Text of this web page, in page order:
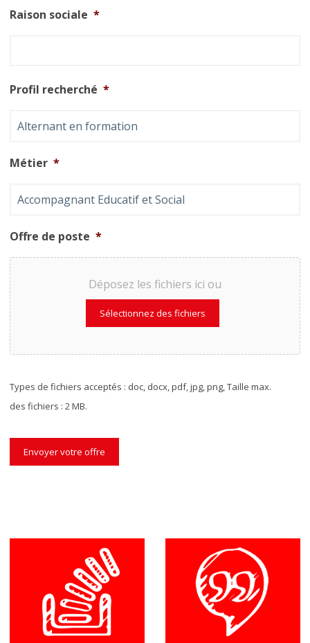
Raison sociale *
Profil recherché *
Métier *
Offre de poste *
Déposez les fichiers ici ou
Sélectionnez des fichiers
Types de fichiers acceptés : doc, docx, pdf, jpg, png, Taille max.
des fichiers : 2 MB.
Envoyer votre offre